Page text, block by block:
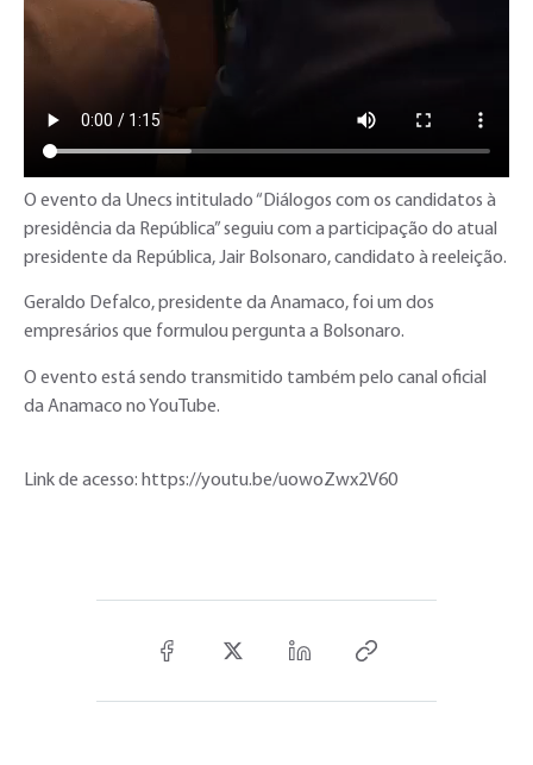
O evento da Unecs intitulado “Diálogos com os candidatos à
presidência da República” seguiu com a participação do atual
presidente da República, Jair Bolsonaro, candidato à reeleição.
Geraldo Defalco, presidente da Anamaco, foi um dos
empresários que formulou pergunta a Bolsonaro.
O evento está sendo transmitido também pelo canal oficial
da Anamaco no YouTube.
Link de acesso: https://youtu.be/uowoZwx2V60